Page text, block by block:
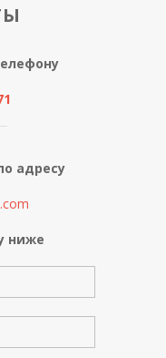
адресу
ниже